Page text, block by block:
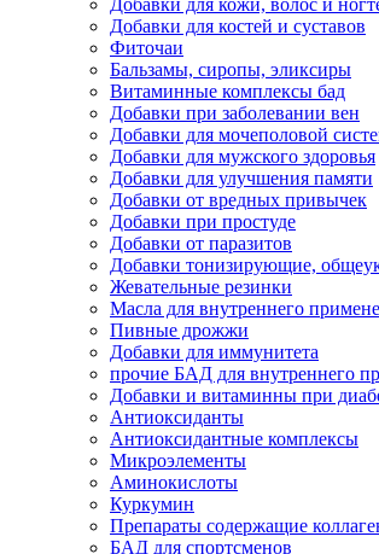
Добавки для кожи, волос и
Добавки для костей и суставов
Фиточаи
Бальзамы, сиропы, эликсиры
Витаминные комплексы бад
Добавки при заболевании вен
Добавки для мочеполовой
Добавки для мужского здоровья
Добавки для улучшения памяти
Добавки от вредных привычек
Добавки при простуде
Добавки от паразитов
Добавки тонизирующие,
Жевательные резинки
Масла для внутреннего
Пивные дрожжи
Добавки для иммунитета
прочие БАД для внутреннего
Добавки и витаминны при
Антиоксиданты
Антиоксидантные комплексы
Микроэлементы
Аминокислоты
Куркумин
Препараты содержащие
БАД для спортсменов